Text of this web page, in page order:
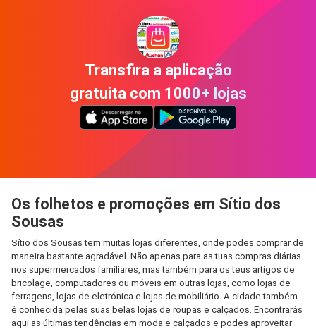
Transfira a aplicação
gratuita com 1000+ lojas
Os folhetos e promoções em Sítio dos
Sousas
Sítio dos Sousas tem muitas lojas diferentes, onde podes comprar de
maneira bastante agradável. Não apenas para as tuas compras diárias
nos supermercados familiares, mas também para os teus artigos de
bricolage, computadores ou móveis em outras lojas, como lojas de
ferragens, lojas de eletrónica e lojas de mobiliário. A cidade também
é conhecida pelas suas belas lojas de roupas e calçados. Encontrarás
aqui as últimas tendências em moda e calçados e podes aproveitar